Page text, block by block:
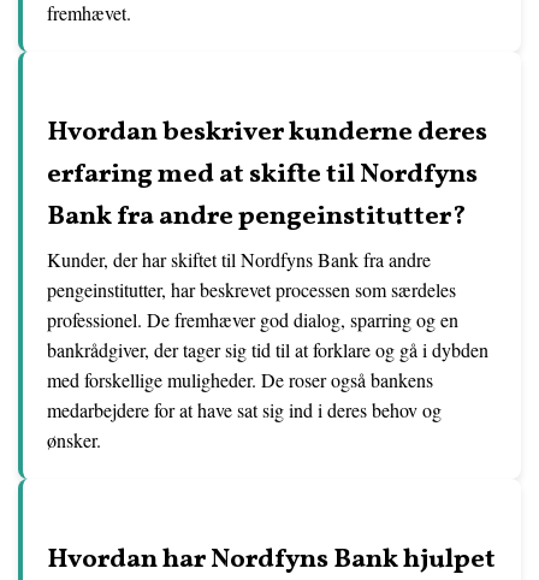
fremhævet.
Hvordan beskriver kunderne deres
erfaring med at skifte til Nordfyns
Bank fra andre pengeinstitutter?
Kunder, der har skiftet til Nordfyns Bank fra andre
pengeinstitutter, har beskrevet processen som særdeles
professionel. De fremhæver god dialog, sparring og en
bankrådgiver, der tager sig tid til at forklare og gå i dybden
med forskellige muligheder. De roser også bankens
medarbejdere for at have sat sig ind i deres behov og
ønsker.
Hvordan har Nordfyns Bank hjulpet